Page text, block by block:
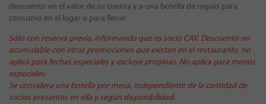
descuento en el valor de su cuenta y a una botella de regalo para
consumo en el lugar o para llevar.
Sólo con reserva previa, informando que es socio CAV. Descuento no
acumulable con otras promociones que existan en el restaurante, no
aplica para fechas especiales y excluye propinas. No aplica para menús
especiales.
Se considera una botella por mesa, independiente de la cantidad de
socios presentes en ella y según disponibilidad.